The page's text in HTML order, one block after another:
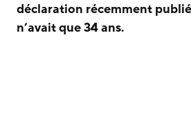
déclaration récemment
n’avait que 34 ans.